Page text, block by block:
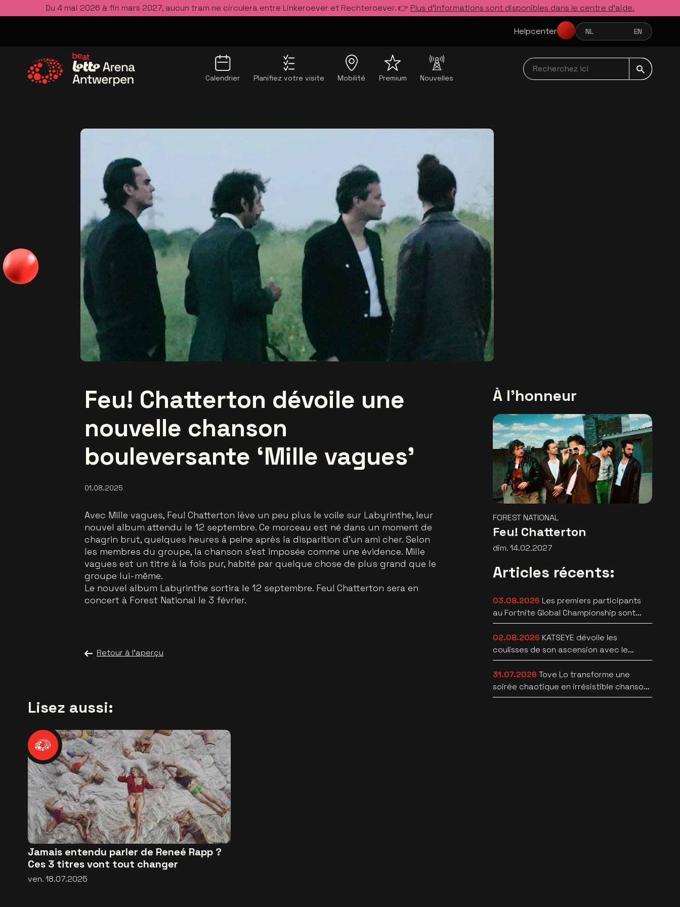
Du 4 mai 2026 à fin mars 2027, aucun tram ne circulera entre Linkeroever et Rechteroever. 👉 Plus d’informations sont disponibles dans le centre d’aide.
Helpcenter NEDERLANDS
NL FRANÇAISENGLISH
EN
Calendrier Planifiez votre visite Mobilité Premium Nouvelles
Recherchez ici navbar
Feu! Chatterton dévoile une
nouvelle chanson
bouleversante ‘Mille vagues’
01.08.2025
Avec Mille vagues, Feu! Chatterton lève un peu plus le voile sur Labyrinthe, leur
nouvel album attendu le 12 septembre. Ce morceau est né dans un moment de
chagrin brut, quelques heures à peine après la disparition d’un ami cher. Selon
les membres du groupe, la chanson s’est imposée comme une évidence. Mille
vagues est un titre à la fois pur, habité par quelque chose de plus grand que le
groupe lui-même.
Le nouvel album Labyrinthe sortira le 12 septembre. Feu! Chatterton sera en
concert à Forest National le 3 février.
Retour à l'aperçu
À l'honneur
FOREST NATIONAL
Feu! Chatterton
dim. 14.02.2027
Articles récents:
03.08.2026 Les premiers participants
au Fortnite Global Championship sont
connus àau Lotto Arena
02.08.2026 KATSEYE dévoile les
coulisses de son ascension avec le
documentaire WILD HEARTS [trailer]
31.07.2026 Tove Lo transforme une
soirée chaotique en irrésistible chanson
pop
Lisez aussi:
Jamais entendu parler de Reneé Rapp ?
Ces 3 titres vont tout changer
ven. 18.07.2025